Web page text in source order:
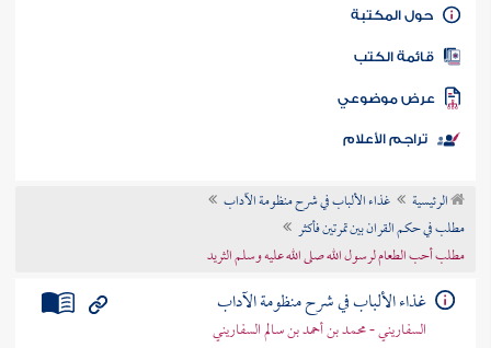
كتاب الأمة
المكتبة
الكتب
موضوعي
تراجم الأعلام
الرئيسية
غذاء الألباب في شرح منظومة الآداب
مطلب في حكم القران بين تمرتين فأكثر
مطلب أحب الطعام لرسول الله صلى الله عليه وسلم الثريد
غذاء الألباب في شرح منظومة الآداب
السفاريني - محمد بن أحمد بن سالم السفاريني